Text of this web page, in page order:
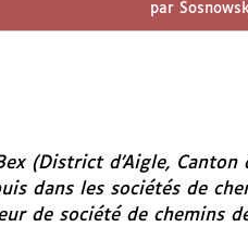
par
(District d’Aigle, Canton
dans les sociétés de
de société de chemins